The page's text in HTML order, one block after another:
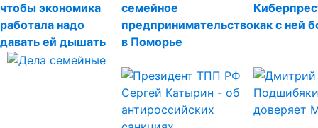
чтобы экономика
работала надо
давать ей дышать
семейное
предпринимательство
в Поморье
как с ней